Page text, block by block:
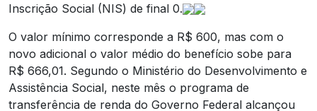
Inscrição Social (NIS) de final 0.
O valor mínimo corresponde a R$ 600, mas com o
novo adicional o valor médio do benefício sobe para
R$ 666,01. Segundo o Ministério do Desenvolvimento e
Assistência Social, neste mês o programa de
transferência de renda do Governo Federal alcançou